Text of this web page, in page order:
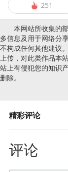
 251
本网站所收集的
多信息及用于网络分
不构成任何其他建议
上传，对此类作品本
站上有侵犯您的知识
删除。
精彩评论
评论